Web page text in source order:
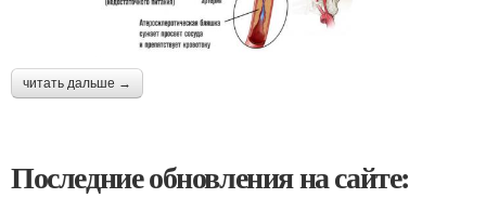
читать дальше →
Последние обновления на сайте: